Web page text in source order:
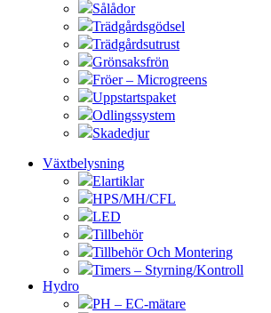
Sålådor
Trädgårdsgödsel
Trädgårdsutrust
Grönsaksfrön
Fröer – Microgreens
Uppstartspaket
Odlingssystem
Skadedjur
Växtbelysning
Elartiklar
HPS/MH/CFL
LED
Tillbehör
Tillbehör Och Montering
Timers – Styrning/Kontroll
Hydro
PH – EC-mätare